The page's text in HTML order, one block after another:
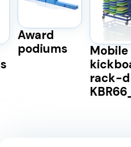
Award
podiums
Mobile
rack-